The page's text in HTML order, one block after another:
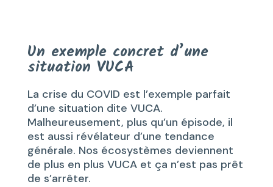
Un exemple concret d’une
situation VUCA
La crise du COVID est l’exemple parfait
d’une situation dite VUCA.
Malheureusement, plus qu’un épisode, il
est aussi révélateur d’une tendance
générale. Nos écosystèmes deviennent
de plus en plus VUCA et ça n’est pas prêt
de s’arrêter.